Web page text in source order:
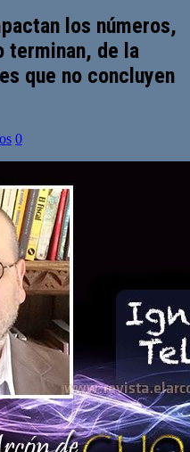
los números,
terminan, de la
que no concluyen
0